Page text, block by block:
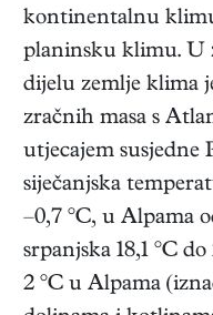
kontinentalnu
planinsku klimu. U
dijelu zemlje klima
zračnih masa s
utjecajem susjedne
siječanjska
–0,7 °C, u Alpama
srpanjska 18,1 °C
2 °C u Alpama